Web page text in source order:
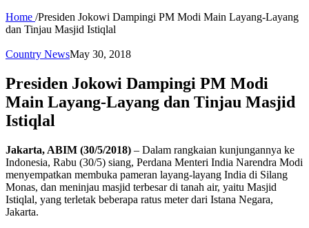
Home /Presiden Jokowi Dampingi PM Modi Main Layang-Layang
dan Tinjau Masjid Istiqlal
Country NewsMay 30, 2018
Presiden Jokowi Dampingi PM Modi
Main Layang-Layang dan Tinjau Masjid
Istiqlal
Jakarta, ABIM (30/5/2018) – Dalam rangkaian kunjungannya ke
Indonesia, Rabu (30/5) siang, Perdana Menteri India Narendra Modi
menyempatkan membuka pameran layang-layang India di Silang
Monas, dan meninjau masjid terbesar di tanah air, yaitu Masjid
Istiqlal, yang terletak beberapa ratus meter dari Istana Negara,
Jakarta.